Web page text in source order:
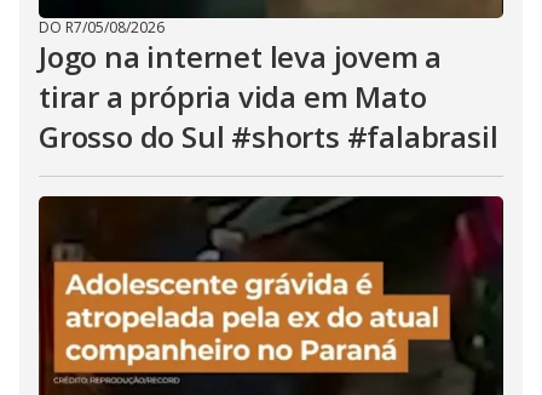
DO R7/05/08/2026
Jogo na internet leva jovem a
tirar a própria vida em Mato
Grosso do Sul #shorts #falabrasil